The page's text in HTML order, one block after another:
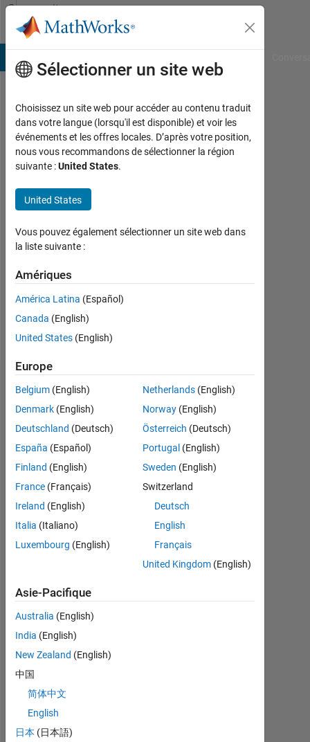
Passer au contenu
Community
Profile
Kilian
Weber
Actif
2017
0
Following:
0
Follow
Tableau de bord
Statistiques
MATLAB Answers
CONTRIBUTIONS
0
3
4
RANG
782
028
Sélectionner un site web
Choisissez un site web pour accéder au contenu traduit
dans votre langue (lorsqu'il est disponible) et voir les
événements et les offres locales. D’après votre position,
nous vous recommandons de sélectionner la région
suivante :United States.
United States
Vous pouvez également sélectionner un site web dans
la liste suivante :
Amériques
América Latina (Español)
Canada (English)
United States (English)
Europe
Belgium (English)
Denmark (English)
Deutschland (Deutsch)
España (Español)
Finland (English)
France (Français)
Ireland (English)
Italia (Italiano)
Luxembourg (English)
Netherlands(English)
Norway(English)
Österreich (Deutsch)
Portugal (English)
Sweden (English)
Switzerland
Deutsch
English
Français
United Kingdom(English)
Asie-Pacifique
Australia (English)
India (English)
New Zealand (English)
中国
简体中文
English
日本 (日本語)